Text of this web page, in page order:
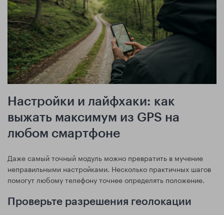
Настройки и лайфхаки: как
выжать максимум из GPS на
любом смартфоне
Даже самый точный модуль можно превратить в мучение
неправильными настройками. Несколько практичных шагов
помогут любому телефону точнее определять положение.
Проверьте разрешения геолокации